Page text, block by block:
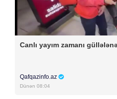
Canlı yayım zamanı
Qafqazinfo.az
Dünən 08:04